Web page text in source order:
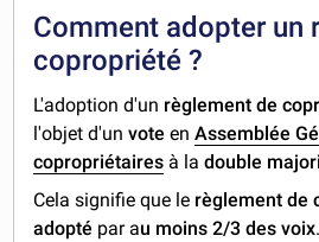
Comment adopter un
copropriété ?
L'adoption d'un règlement de
l'objet d'unvote enAssemblée
copropriétaires à ladouble
Cela signifie que le règlement de
adopté par au moins 2/3 des voix.